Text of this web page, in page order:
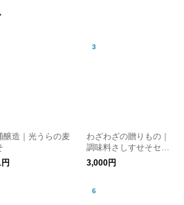
醸造｜光うらの麦
わざわざの贈りもの｜
調味料さしすせそセッ
ト【ギフト】
3,000円